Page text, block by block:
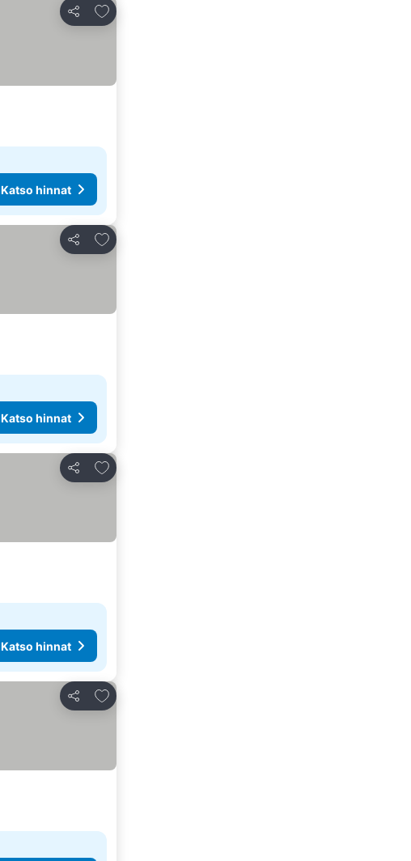
Jaa
Lisää suosikkeihin
Katso hinnat
Jaa
Lisää suosikkeihin
Katso hinnat
Jaa
Lisää suosikkeihin
Katso hinnat
Jaa
Lisää suosikkeihin